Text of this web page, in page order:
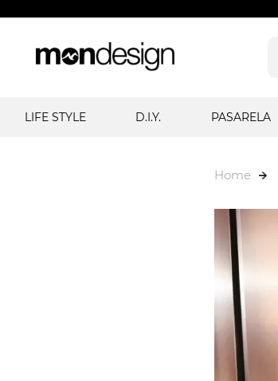
LIFE STYLE D.I.Y. PASARELA
Home